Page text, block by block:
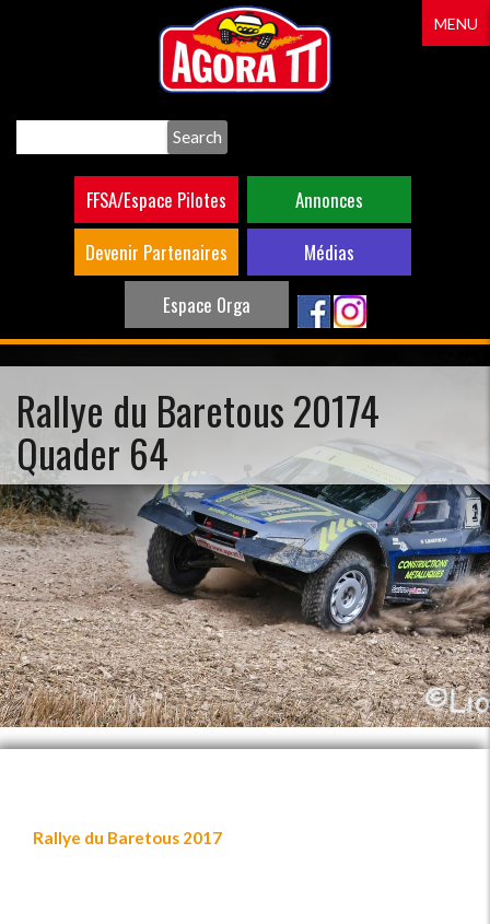
FFSA/Espace Pilotes
Annonces
Devenir Partenaires
Médias
Espace Orga
MENU
Rallye du Baretous 20174
Quader 64
Rallye du Baretous 2017